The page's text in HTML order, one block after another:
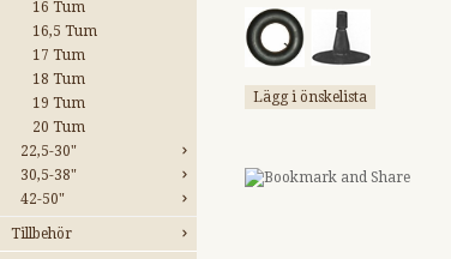
16 Tum
16,5 Tum
17 Tum
18 Tum
19 Tum
20 Tum
22,5-30"
30,5-38"
42-50"
Tillbehör
Lägg i önskelista